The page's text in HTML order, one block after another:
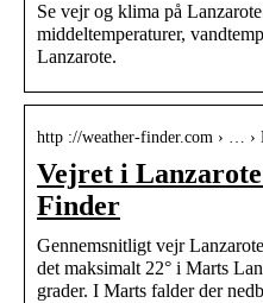
Se vejr og klima på
middeltemperaturer,
Lanzarote.
http ://weather-finder.com › … ›
Vejret i
Finder
Gennemsnitligt vejr
det maksimalt 22° i Marts
grader. I Marts falder der